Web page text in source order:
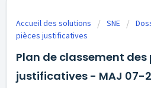
Accueil des solutions SNE
pièces justificatives
Plan de classement des
justificatives - MAJ 07-